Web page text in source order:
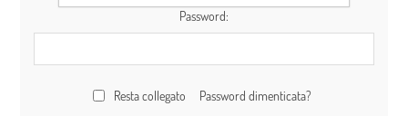
Password:
Resta collegato Password dimenticata?